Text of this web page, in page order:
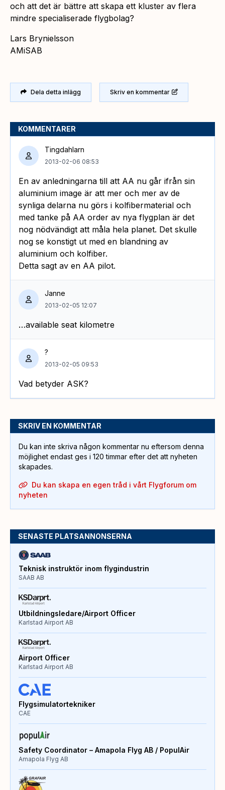
och att det är bättre att skapa ett kluster av flera
mindre specialiserade flygbolag?
Lars Brynielsson
AMiSAB
Dela detta inlägg Skriv en kommentar
KOMMENTARER
Tingdahlarn
2013-02-06 08:53
En av anledningarna till att AA nu går ifrån sin
aluminium image är att mer och mer av de
synliga delarna nu görs i kolfibermaterial och
med tanke på AA order av nya flygplan är det
nog nödvändigt att måla hela planet. Det skulle
nog se konstigt ut med en blandning av
aluminium och kolfiber.
Detta sagt av en AA pilot.
Janne
2013-02-05 12:07
…available seat kilometre
?
2013-02-05 09:53
Vad betyder ASK?
SKRIV EN KOMMENTAR
Du kan inte skriva någon kommentar nu eftersom denna
möjlighet endast ges i 120 timmar efter det att nyheten
skapades.
Du kan skapa en egen tråd i vårt Flygforum om
nyheten
SENASTE PLATSANNONSERNA
Teknisk instruktör inom flygindustrin
SAAB AB
Utbildningsledare/Airport Officer
Karlstad Airport AB
Airport Officer
Karlstad Airport AB
Flygsimulatortekniker
CAE
Safety Coordinator – Amapola Flyg AB / PopulAir
Amapola Flyg AB